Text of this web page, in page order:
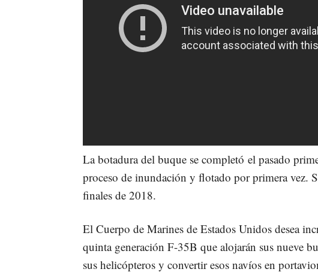
La botadura del buque se completó el pasado
proceso de inundación y flotado por primera vez.
finales de 2018.
El Cuerpo de Marines de Estados Unidos desea
quinta generación F-35B que alojarán sus nueve
sus helicópteros y convertir esos navíos en